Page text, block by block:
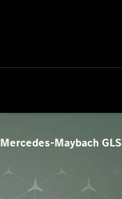
Mercedes-Maybach GLS